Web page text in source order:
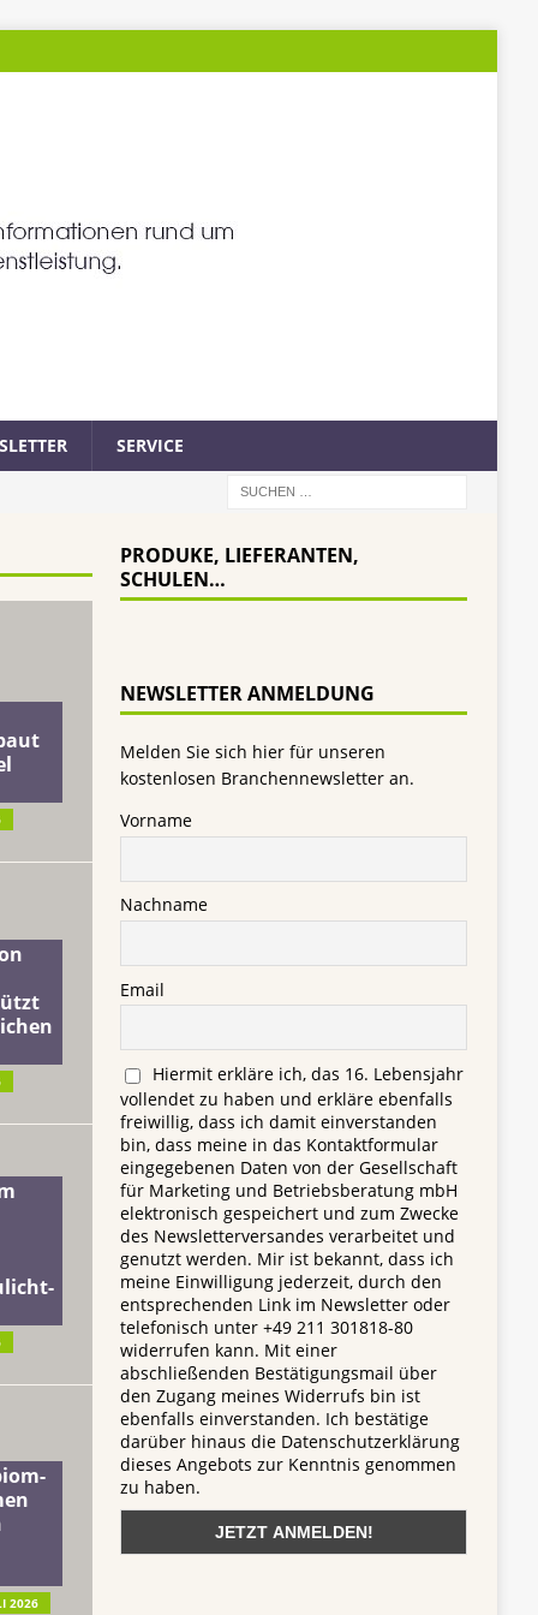
SERVICE
2026
PRODUKE, LIEFERANTEN,
SCHULEN…
NEWSLETTER ANMELDUNG
Melden Sie sich hier für unseren
kostenlosen Branchennewsletter an.
Vorname
Nachname
Email
Hiermit erkläre ich, das 16. Lebensjahr
vollendet zu haben und erkläre ebenfalls
freiwillig, dass ich damit einverstanden
bin, dass meine in das Kontaktformular
eingegebenen Daten von der Gesellschaft
für Marketing und Betriebsberatung mbH
elektronisch gespeichert und zum Zwecke
des Newsletterversandes verarbeitet und
genutzt werden. Mir ist bekannt, dass ich
meine Einwilligung jederzeit, durch den
entsprechenden Link im Newsletter oder
telefonisch unter +49 211 301818-80
widerrufen kann. Mit einer
abschließenden Bestätigungsmail über
den Zugang meines Widerrufs bin ist
ebenfalls einverstanden. Ich bestätige
darüber hinaus die Datenschutzerklärung
dieses Angebots zur Kenntnis genommen
zu haben.